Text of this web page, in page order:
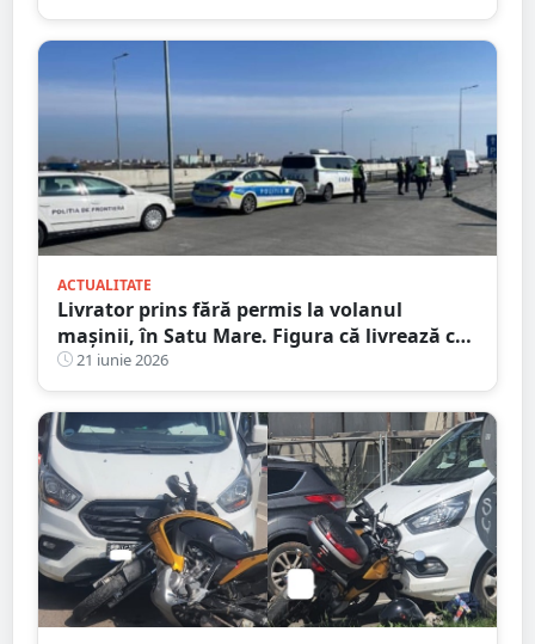
ACTUALITATE
Livrator prins fără permis la volanul
mașinii, în Satu Mare. Figura că livrează cu
bicicleta
21 iunie 2026